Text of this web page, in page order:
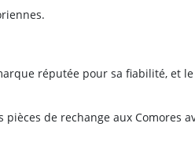
réputée pour sa fiabilité, et le
de rechange aux Comores